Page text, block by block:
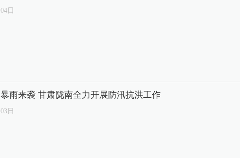
04日
暴雨来袭 甘肃陇南全力开展防汛抗洪工作
03日